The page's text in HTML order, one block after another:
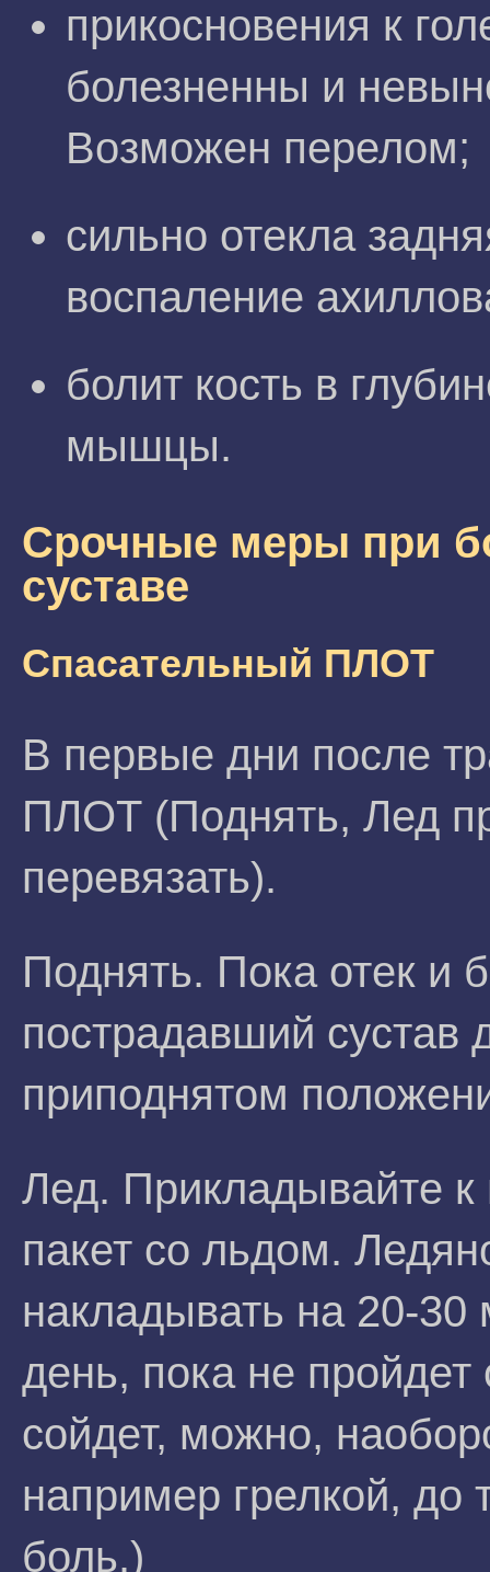
прикосновения к
болезненны и
Возможен перелом;
сильно отекла
воспаление
болит кость в
мышцы.
Срочные меры при
суставе
Спасательный ПЛОТ
В первые дни после
ПЛОТ (Поднять, Лед
перевязать).
Поднять. Пока отек и
пострадавший сустав
приподнятом
Лед. Прикладывайте к
пакет со льдом.
накладывать на 20-30
день, пока не пройдет
сойдет, можно,
например грелкой, до
боль.)